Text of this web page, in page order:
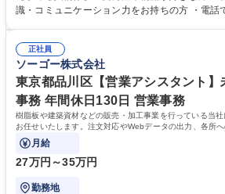
・入社後は商品について覚えることから始め、
万～・残業10H◆食品原料・健康食品の商社
識・コミュニケーション力をお持ちの方 ・電話
演算ができる方 ・業務ルールや指示を理解し、行動でき
学歴：大学院 大学 短大 語学力： 資格：
正社員
ソーゴー株式会社
東京都品川区【営業アシスタント】
事務 年間休日130日 営業事務
樹脂板や建築資材などの販売・加工事業を行っている当
お任せいたします。注文対応やWebデータの出力、各所
話・メール対応等の事務業務を担当します。
月給
27万円～35万円
勤務地